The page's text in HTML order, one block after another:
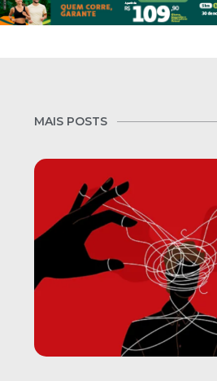
MAIS POSTS